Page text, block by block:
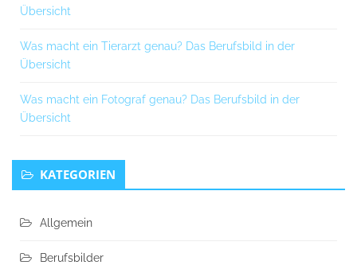
Übersicht
Was macht ein Tierarzt genau? Das Berufsbild in der
Übersicht
Was macht ein Fotograf genau? Das Berufsbild in der
Übersicht
KATEGORIEN
Allgemein
Berufsbilder